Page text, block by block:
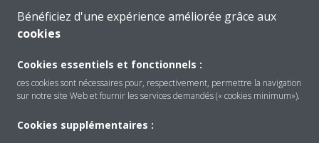
CONTACTEZ-NOUS
Bénéficiez d'une expérience améliorée grâce aux
cookies
Cookies essentiels et fonctionnels :
ces cookies sont nécessaires pour, respectivement, permettre la navigation
sur notre site Web et fournir les services demandés (« cookies minimum»).
Cookies supplémentaires :